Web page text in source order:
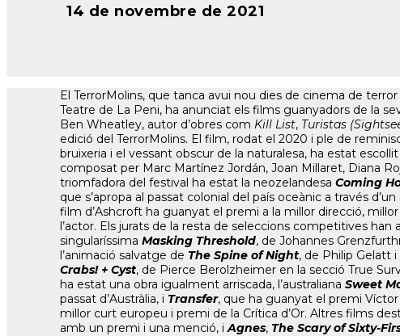
14 de novembre de 2021
El TerrorMolins, que tanca avui nou dies de cinema de
Teatre de La Peni, ha anunciat els films guanyadors de la
Ben Wheatley, autor d’obres com Kill List, Turistas
edició del TerrorMolins. El film, rodat el 2020 i ple de
bruixeria i el vessant obscur de la naturalesa, ha estat
composat per Marc Martínez Jordán, Joan Millaret, Diana
triomfadora del festival ha estat la neozelandesaComing
que s’apropa al passat colonial del país oceànic a través
film d’Ashcroft ha guanyat el premi a la millor direcció,
l’actor. Els jurats de la resta de seleccions competitives
singularíssimaMasking Threshold, de Johannes
l’animació salvatge de The Spine of Night, de Philip Gelatt
Crabs! + Cyst, de Pierce Berolzheimer en la secció True
ha estat una obra igualment arriscada, l’australiana Sweet
passat d’Austràlia, i Transfer, que ha guanyat el premi
millor curt europeu i premi de la Crítica d’Or. Altres films
amb un premi i una menció, iAgnes, The Scary of Sixty-